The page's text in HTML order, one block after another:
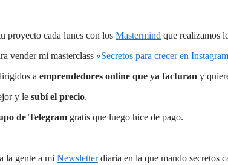
proyecto cada lunes con los Mastermind que realizamos
vender mi masterclass «Secretos para crecer en Instagram
a emprendedores online que ya facturan y
y le subí el precio.
de Telegram gratis que luego hice de pago.
la gente a mi Newsletterdiaria en la que mando secretos